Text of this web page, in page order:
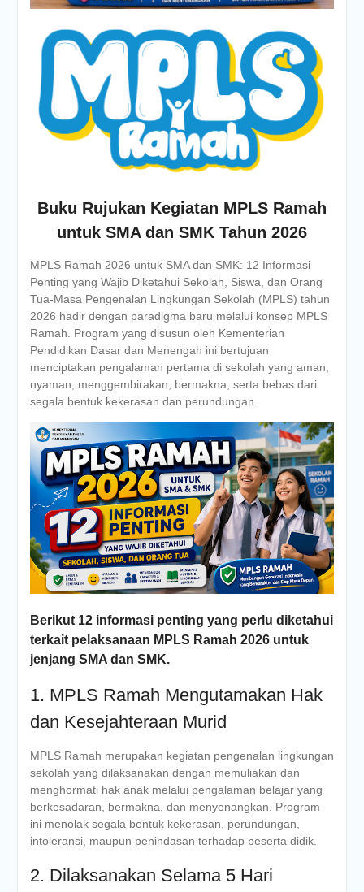
Buku Rujukan Kegiatan MPLS Ramah
untuk SMA dan SMK Tahun 2026
MPLS Ramah 2026 untuk SMA dan SMK: 12 Informasi
Penting yang Wajib Diketahui Sekolah, Siswa, dan Orang
Tua-Masa Pengenalan Lingkungan Sekolah (MPLS) tahun
2026 hadir dengan paradigma baru melalui konsep MPLS
Ramah. Program yang disusun oleh Kementerian
Pendidikan Dasar dan Menengah ini bertujuan
menciptakan pengalaman pertama di sekolah yang aman,
nyaman, menggembirakan, bermakna, serta bebas dari
segala bentuk kekerasan dan perundungan.
Berikut 12 informasi penting yang perlu diketahui
terkait pelaksanaan MPLS Ramah 2026 untuk
jenjang SMA dan SMK.
1. MPLS Ramah Mengutamakan Hak
dan Kesejahteraan Murid
MPLS Ramah merupakan kegiatan pengenalan lingkungan
sekolah yang dilaksanakan dengan memuliakan dan
menghormati hak anak melalui pengalaman belajar yang
berkesadaran, bermakna, dan menyenangkan. Program
ini menolak segala bentuk kekerasan, perundungan,
intoleransi, maupun penindasan terhadap peserta didik.
2. Dilaksanakan Selama 5 Hari